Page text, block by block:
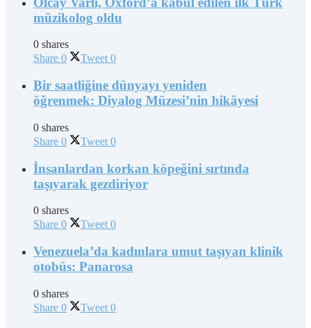
müzikolog oldu
0 shares
Share 0 Tweet 0
Bir saatliğine dünyayı yeniden
öğrenmek: Diyalog Müzesi’nin hikâyesi
0 shares
Share 0 Tweet 0
İnsanlardan korkan köpeğini sırtında
taşıyarak gezdiriyor
0 shares
Share 0 Tweet 0
Venezuela’da kadınlara umut taşıyan klinik
otobüs: Panarosa
0 shares
Share 0 Tweet 0